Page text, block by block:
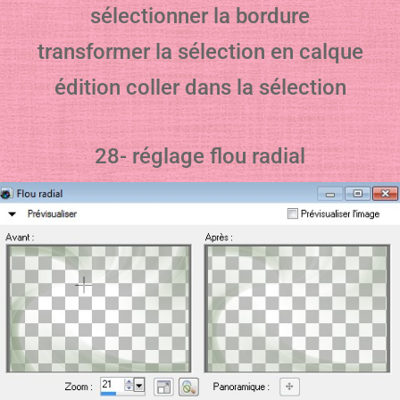
sélectionner la bordure
transformer la sélection en calque
édition coller dans la sélection
28- réglage flou radial